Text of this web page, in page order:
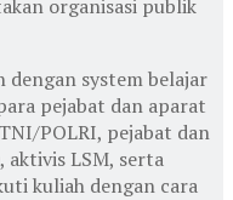
organisasi publik
dengan system belajar
pejabat dan aparat
POLRI, pejabat dan
aktivis LSM, serta
kuliah dengan cara